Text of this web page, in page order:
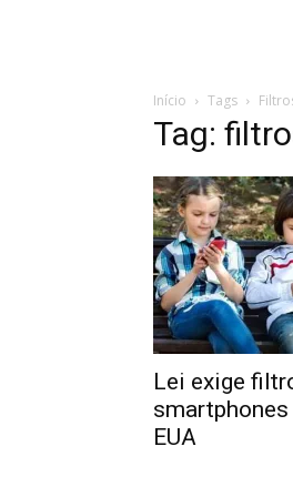
Início Tags
Tag:
Lei exige
EUA